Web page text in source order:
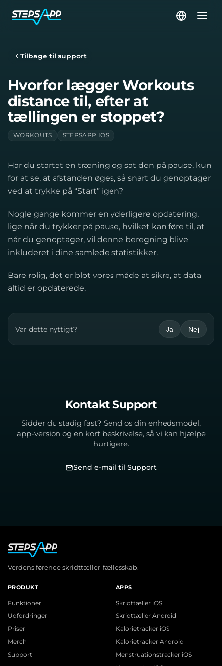
Tilbage til support
Hvorfor lægger Workouts
distance til, efter at
tællingen er stoppet?
WORKOUTS STEPSAPP IOS
Har du startet en træning og sat den på pause, kun
for at se, at afstanden øges, så snart du genoptager
ved at trykke på “Start” igen?
Nogle gange kommer en yderligere opdatering,
lige når du trykker på pause, hvilket kan føre til, at
når du genoptager, vil denne beregning blive
inkluderet i dine samlede statistikker.
Bare rolig, det er blot vores måde at sikre, at data
altid er opdaterede.
Var dette nyttigt? Ja Nej
Kontakt Support
Sidder du stadig fast? Send os din enhedsmodel,
app-version og en kort beskrivelse, så vi kan hjælpe
hurtigere.
Send e-mail til Support
Verdens førende skridttæller-fællesskab.
PRODUKT
Funktioner
Udfordringer
Priser
Merch
Support
APPS
Skridttæller iOS
Skridttæller Android
Kalorietracker iOS
Kalorietracker Android
Menstruationstracker iOS